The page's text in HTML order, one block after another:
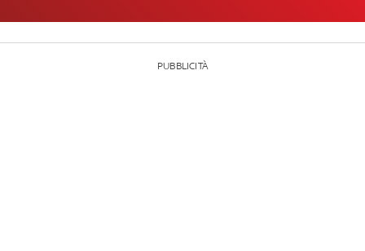
PUBBLICITÀ